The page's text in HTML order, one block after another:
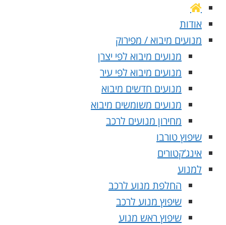
אודות
מנועים מיבוא / מפירוק
מנועים מיבוא לפי יצרן
מנועים מיבוא לפי עיר
מנועים חדשים מיבוא
מנועים משומשים מיבוא
מחירון מנועים לרכב
שיפוץ טורבו
אינג’קטורים
למנוע
החלפת מנוע לרכב
שיפוץ מנוע לרכב
שיפוץ ראש מנוע